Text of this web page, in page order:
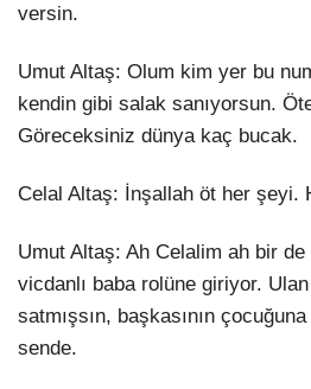
versin.
Umut Altaş: Olum kim yer bu
kendin gibi salak sanıyorsun.
Göreceksiniz dünya kaç bucak.
Celal Altaş: İnşallah öt her şeyi.
Umut Altaş: Ah Celalim ah bir
vicdanlı baba rolüne giriyor.
satmışsın, başkasının
sende.